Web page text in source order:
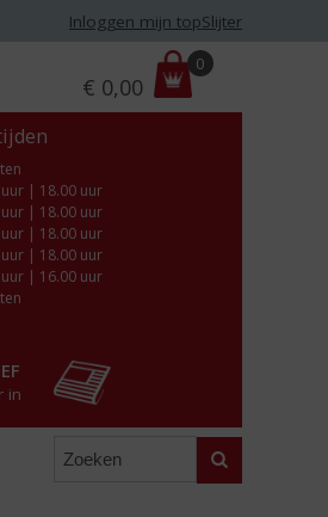
Inloggen mijn topSlijter
r
i
:
€ 0,00
0
uur | 18.00 uur
uur | 18.00 uur
uur | 18.00 uur
uur | 18.00 uur
uur | 16.00 uur
in
Zoeken